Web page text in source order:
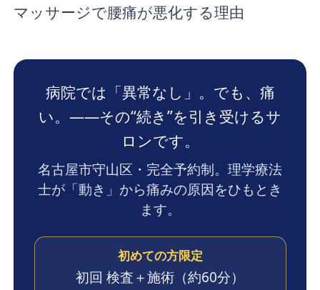
マッサージで腰痛が悪化する理由
病院では「異常なし」。でも、痛
い。——その“続き”を引き受けるサ
ロンです。
名古屋市守山区・完全予約制。理学療法
士が「動き」から痛みの原因をひもとき
ます。
初めての方限定
初回 検査＋施術 （約60分）